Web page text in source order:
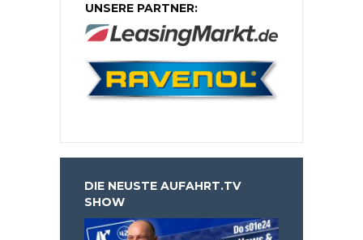
UNSERE PARTNER:
DIE NEUSTE AUFAHRT.TV
SHOW